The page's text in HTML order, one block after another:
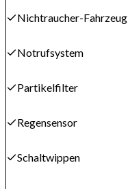
Nichtraucher-Fahrzeug
Notrufsystem
Partikelfilter
Regensensor
Schaltwippen